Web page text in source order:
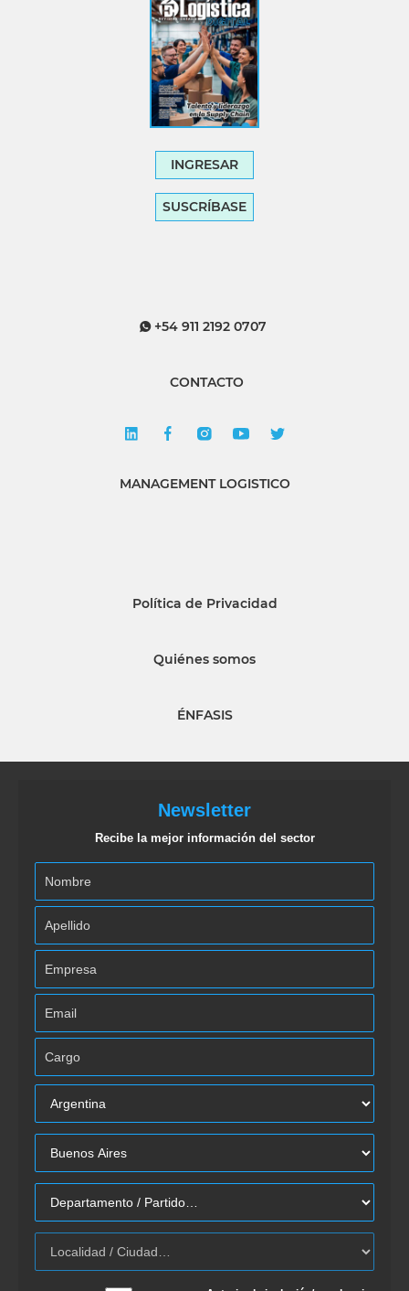
INGRESAR
SUSCRÍBASE
+54 911 2192 0707
CONTACTO
MANAGEMENT LOGISTICO
Política de Privacidad
Quiénes somos
ÉNFASIS
Newsletter
Recibe la mejor información del sector